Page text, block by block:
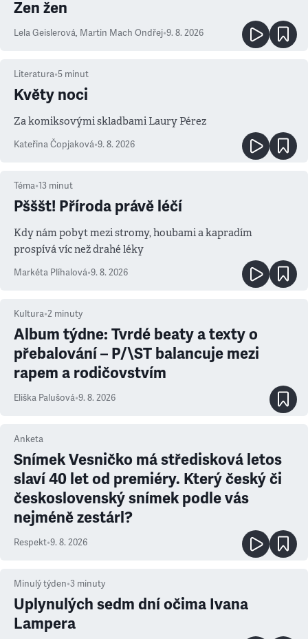
Zen žen
Lela Geislerová, Martin Mach Ondřej•9. 8. 2026
Literatura•5 minut
Květy noci
Za komiksovými skladbami Laury Pérez
Kateřina Čopjaková•9. 8. 2026
Téma•13 minut
Pšššt! Příroda právě léčí
Kdy nám pobyt mezi stromy, houbami a kapradím
prospívá víc než drahé léky
Markéta Plíhalová•9. 8. 2026
Kultura•2 minuty
Album týdne: Tvrdé beaty a texty o
přebalování – P/\ST balancuje mezi
rapem a rodičovstvím
Eliška Palušová•9. 8. 2026
Anketa
Snímek Vesničko má středisková letos
slaví 40 let od premiéry. Který český či
československý snímek podle vás
nejméně zestárl?
Respekt•9. 8. 2026
Minulý týden•3 minuty
Uplynulých sedm dní očima Ivana
Lampera